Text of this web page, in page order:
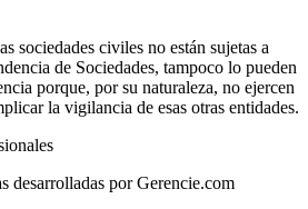
sociedades civiles no están sujetas a
de Sociedades, tampoco lo pueden
porque, por su naturaleza, no ejercen
la vigilancia de esas otras entidades.
desarrolladas por Gerencie.com